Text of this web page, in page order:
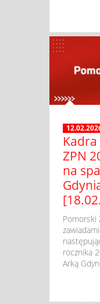
ZPN
na
Pomorski
rocznika
Arką